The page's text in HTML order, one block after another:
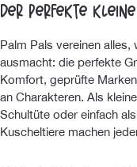
Der perfekte
Palm Pals vereinen alles,
ausmacht: die perfekte
Komfort, geprüfte
an Charakteren. Als
Schultüte oder einfach
Kuscheltiere machen